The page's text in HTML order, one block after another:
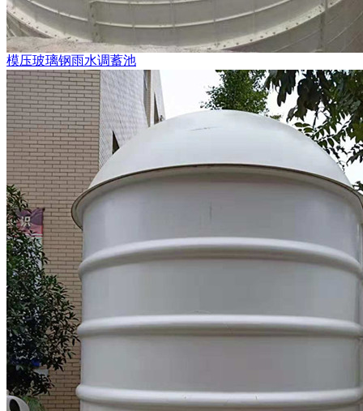
模压玻璃钢雨水调蓄池